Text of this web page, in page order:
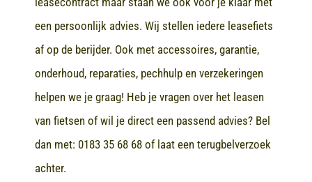
een persoonlijk advies. Wij stellen iedere leasefiets
af op de berijder. Ook met accessoires, garantie,
onderhoud, reparaties, pechhulp en verzekeringen
helpen we je graag! Heb je vragen over het leasen
van fietsen of wil je direct een passend advies? Bel
dan met: 0183 35 68 68of laat een terugbelverzoek
achter.